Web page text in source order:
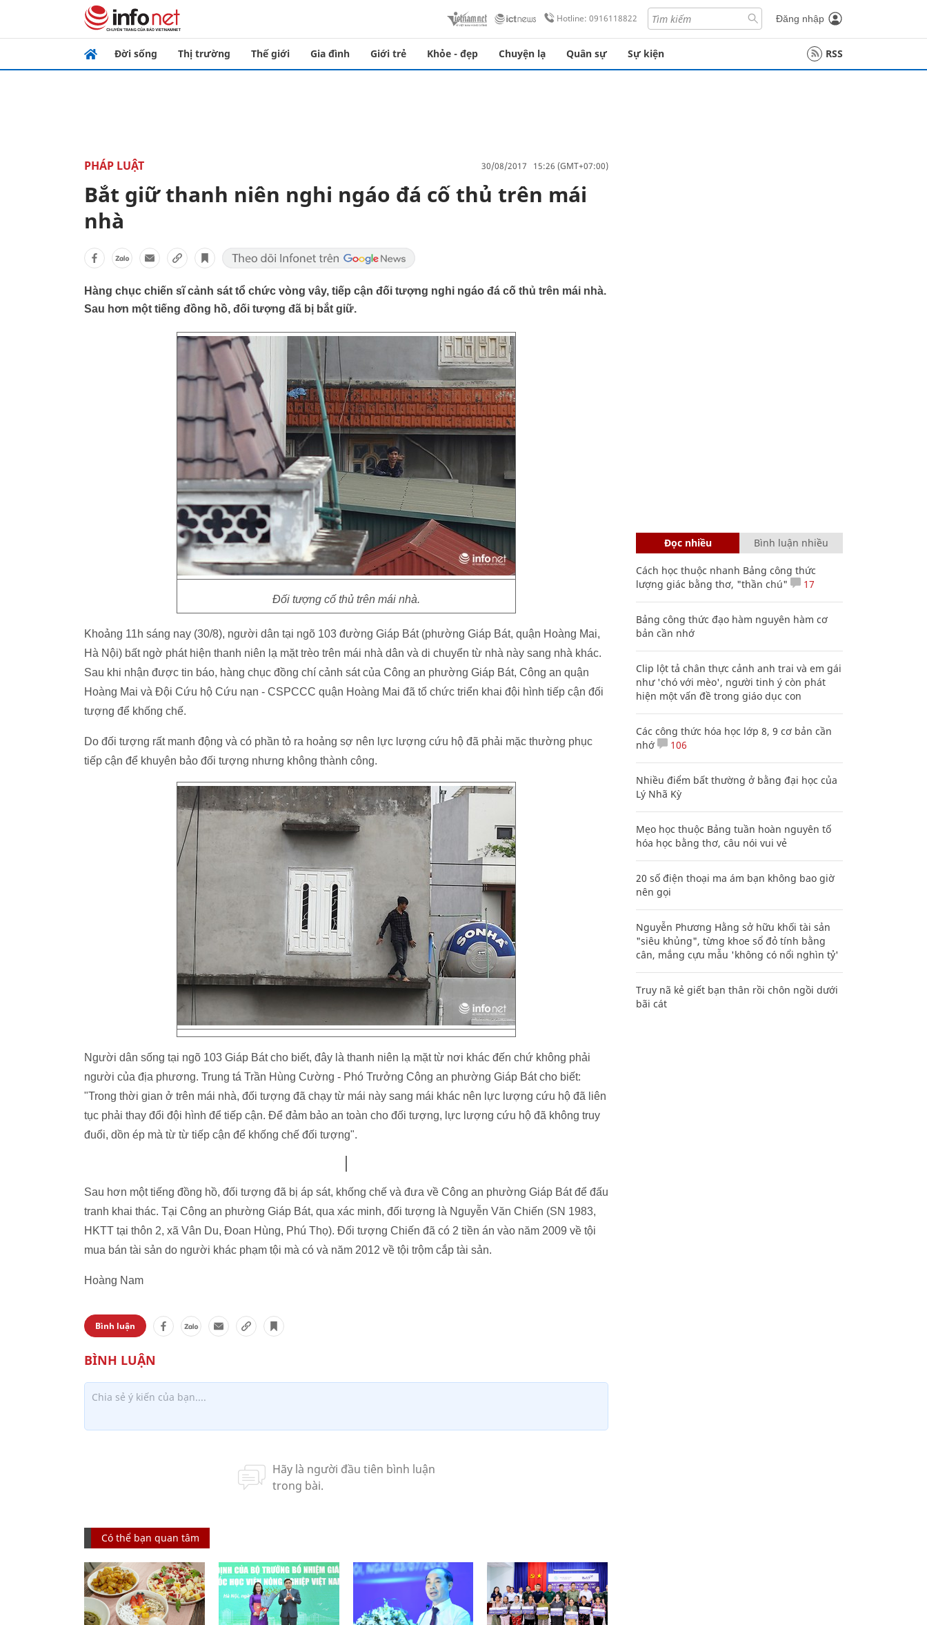
Hotline: 0916118822 Đăng nhập
Đời sống Thị trường Thế giới Gia đình Giới trẻ Khỏe - đẹp Chuyện lạ Quân sự Sự kiện RSS
PHÁP LUẬT 30/08/2017 15:26 (GMT+07:00)
Bắt giữ thanh niên nghi ngáo đá cố thủ trên mái
nhà
Hàng chục chiến sĩ cảnh sát tổ chức vòng vây, tiếp cận đối tượng nghi ngáo đá cố thủ trên mái nhà.
Sau hơn một tiếng đồng hồ, đối tượng đã bị bắt giữ.
Đối tượng cố thủ trên mái nhà.
Khoảng 11h sáng nay (30/8), người dân tại ngõ 103 đường Giáp Bát (phường Giáp Bát, quận Hoàng Mai,
Hà Nội) bất ngờ phát hiện thanh niên lạ mặt trèo trên mái nhà dân và di chuyển từ nhà này sang nhà khác.
Sau khi nhận được tin báo, hàng chục đồng chí cảnh sát của Công an phường Giáp Bát, Công an quận
Hoàng Mai và Đội Cứu hộ Cứu nạn - CSPCCC quận Hoàng Mai đã tổ chức triển khai đội hình tiếp cận đối
tượng để khống chế.
Do đối tượng rất manh động và có phần tỏ ra hoảng sợ nên lực lượng cứu hộ đã phải mặc thường phục
tiếp cận để khuyên bảo đối tượng nhưng không thành công.
Người dân sống tại ngõ 103 Giáp Bát cho biết, đây là thanh niên lạ mặt từ nơi khác đến chứ không phải
người của địa phương. Trung tá Trần Hùng Cường - Phó Trưởng Công an phường Giáp Bát cho biết:
"Trong thời gian ở trên mái nhà, đối tượng đã chạy từ mái này sang mái khác nên lực lượng cứu hộ đã liên
tục phải thay đổi đội hình để tiếp cận. Để đảm bảo an toàn cho đối tượng, lực lượng cứu hộ đã không truy
đuổi, dồn ép mà từ từ tiếp cận để khống chế đối tượng".
Sau hơn một tiếng đồng hồ, đối tượng đã bị áp sát, khống chế và đưa về Công an phường Giáp Bát để đấu
tranh khai thác. Tại Công an phường Giáp Bát, qua xác minh, đối tượng là Nguyễn Văn Chiến (SN 1983,
HKTT tại thôn 2, xã Vân Du, Đoan Hùng, Phú Thọ). Đối tượng Chiến đã có 2 tiền án vào năm 2009 về tội
mua bán tài sản do người khác phạm tội mà có và năm 2012 về tội trộm cắp tài sản.
Hoàng Nam
Bình luận
Có thể bạn quan tâm
Đọc nhiều Bình luận nhiều
Cách học thuộc nhanh Bảng công thức
lượng giác bằng thơ, "thần chú"
17
Bảng công thức đạo hàm nguyên hàm cơ
bản cần nhớ
Clip lột tả chân thực cảnh anh trai và em gái
như 'chó với mèo', người tinh ý còn phát
hiện một vấn đề trong giáo dục con
Các công thức hóa học lớp 8, 9 cơ bản cần
nhớ
106
Nhiều điểm bất thường ở bằng đại học của
Lý Nhã Kỳ
Mẹo học thuộc Bảng tuần hoàn nguyên tố
hóa học bằng thơ, câu nói vui vẻ
20 số điện thoại ma ám bạn không bao giờ
nên gọi
Nguyễn Phương Hằng sở hữu khối tài sản
"siêu khủng", từng khoe sổ đỏ tính bằng
cân, mắng cựu mẫu 'không có nổi nghìn tỷ'
Truy nã kẻ giết bạn thân rồi chôn ngồi dưới
bãi cát